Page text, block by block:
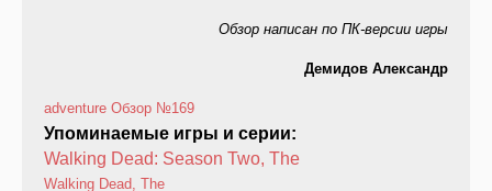
Обзор написан по ПК-версии игры
Демидов Александр
adventure Обзор №169
Упоминаемые игры и серии:
Walking Dead: Season Two, The
Walking Dead, The